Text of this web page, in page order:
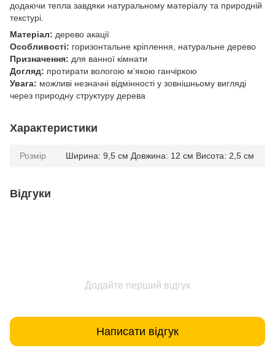
додаючи тепла завдяки натуральному матеріалу та природній
текстурі.
Матеріал: дерево акації
Особливості: горизонтальне кріплення, натуральне дерево
Призначення: для ванної кімнати
Догляд: протирати вологою м’якою ганчіркою
Увага: можливі незначні відмінності у зовнішньому вигляді
через природну структуру дерева
Характеристики
Розмір Ширина: 9,5 см Довжина: 12 см Висота: 2,5 см
Відгуки
Додайте перший відгук
Написати відгук